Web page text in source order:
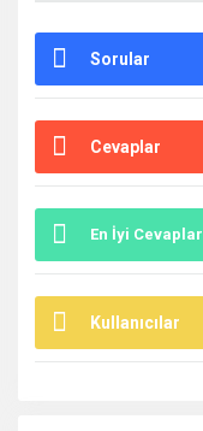
Sorular
Cevaplar
En İyi Cevaplar
Kullanıcılar